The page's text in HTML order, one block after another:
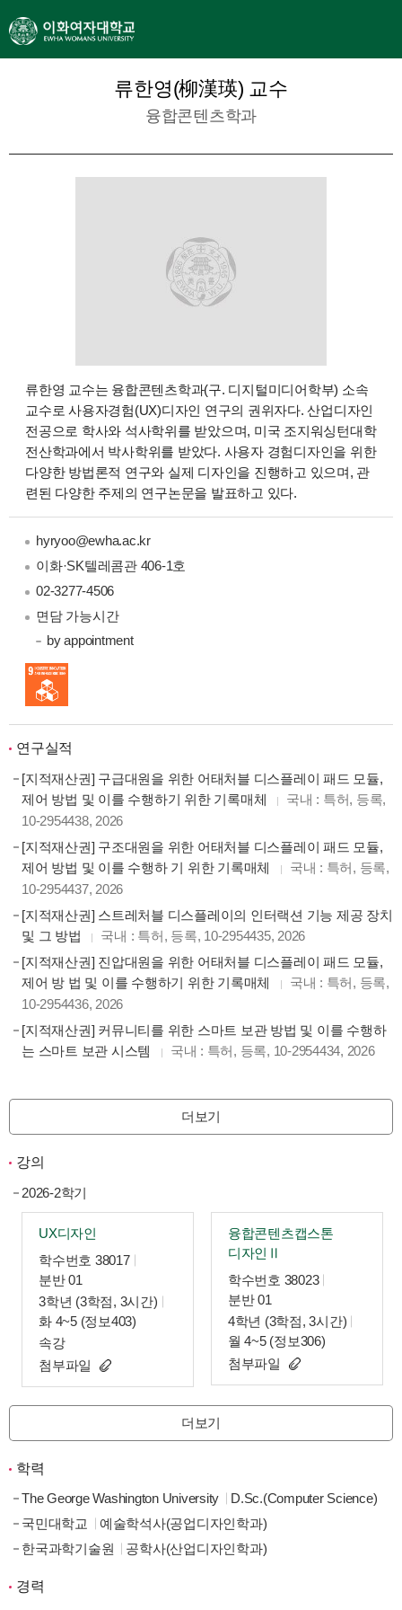
류한영(柳漢瑛) 교수
융합콘텐츠학과
류한영 교수는 융합콘텐츠학과(구. 디지털미디어학부) 소속
교수로 사용자경험(UX)디자인 연구의 권위자다. 산업디자인
전공으로 학사와 석사학위를 받았으며, 미국 조지워싱턴대학
전산학과에서 박사학위를 받았다. 사용자 경험디자인을 위한
다양한 방법론적 연구와 실제 디자인을 진행하고 있으며, 관
련된 다양한 주제의 연구논문을 발표하고 있다.
hyryoo@ewha.ac.kr
이화·SK텔레콤관 406-1호
02-3277-4506
면담 가능시간
by appointment
연구실적
[지적재산권] 구급대원을 위한 어태처블 디스플레이 패드 모듈,
제어 방법 및 이를 수행하기 위한 기록매체
국내 : 특허, 등록,
10-2954438, 2026
[지적재산권] 구조대원을 위한 어태처블 디스플레이 패드 모듈,
제어 방법 및 이를 수행하 기 위한 기록매체
국내 : 특허, 등록,
10-2954437, 2026
[지적재산권] 스트레처블 디스플레이의 인터랙션 기능 제공 장치
및 그 방법
국내 : 특허, 등록, 10-2954435, 2026
[지적재산권] 진압대원을 위한 어태처블 디스플레이 패드 모듈,
제어 방 법 및 이를 수행하기 위한 기록매체
국내 : 특허, 등록,
10-2954436, 2026
[지적재산권] 커뮤니티를 위한 스마트 보관 방법 및 이를 수행하
는 스마트 보관 시스템
국내 : 특허, 등록, 10-2954434, 2026
더보기
강의
2026-2학기
UX디자인
학수번호 38017
분반 01
3학년 (3학점, 3시간)
화 4~5 (정보403)
속강
첨부파일
융합콘텐츠캡스톤
디자인Ⅱ
학수번호 38023
분반 01
4학년 (3학점, 3시간)
월 4~5 (정보306)
첨부파일
더보기
학력
The George Washington University
D.Sc.(Computer Science)
국민대학교
예술학석사(공업디자인학과)
한국과학기술원
공학사(산업디자인학과)
경력